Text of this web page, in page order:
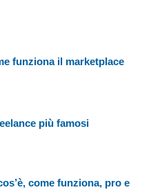
funziona il marketplace
più famosi
come funziona, pro e